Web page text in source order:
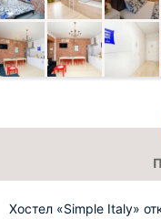
Хостел «Simple Italy»